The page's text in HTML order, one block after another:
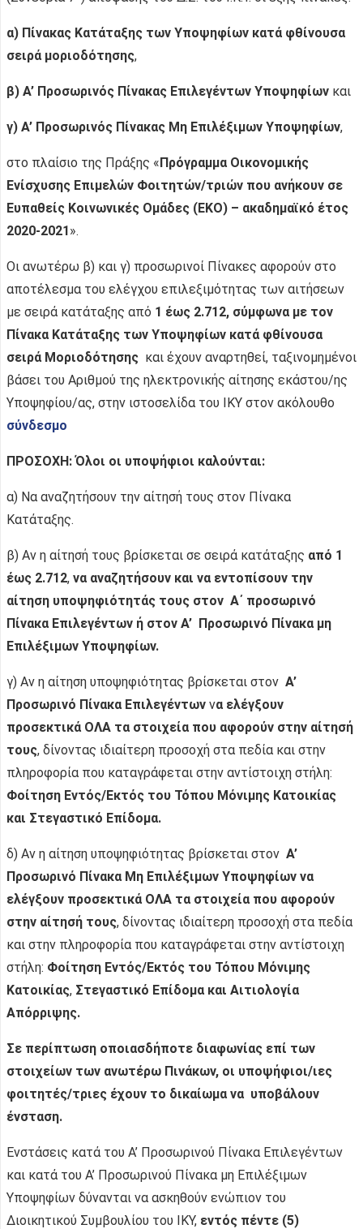
α) Πίνακας Κατάταξης των Υποψηφίων κατά φθίνουσα
σειρά μοριοδότησης,
β) A’ Προσωρινός Πίνακας Επιλεγέντων Υποψηφίων και
γ) A’ Προσωρινός Πίνακας Μη Επιλέξιμων Υποψηφίων,
στο πλαίσιο της Πράξης «Πρόγραμμα Οικονομικής
Ενίσχυσης Επιμελών Φοιτητών/τριών που ανήκουν σε
Ευπαθείς Κοινωνικές Ομάδες (ΕΚΟ) – ακαδημαϊκό έτος
2020-2021».
Οι ανωτέρω β) και γ) προσωρινοί Πίνακες αφορούν στο
αποτέλεσμα του ελέγχου επιλεξιμότητας των αιτήσεων
με σειρά κατάταξης από 1 έως 2.712, σύμφωνα με τον
Πίνακα Κατάταξης των Υποψηφίων κατά φθίνουσα
σειρά Μοριοδότησης και έχουν αναρτηθεί, ταξινομημένοι
βάσει του Αριθμού της ηλεκτρονικής αίτησης εκάστου/ης
Υποψηφίου/ας, στην ιστοσελίδα του ΙΚΥ στον ακόλουθο
σύνδεσμο
ΠΡΟΣΟΧΗ: Όλοι οι υποψήφιοι καλούνται:
α) Να αναζητήσουν την αίτησή τους στον Πίνακα
Κατάταξης.
β) Αν η αίτησή τους βρίσκεται σε σειρά κατάταξης από 1
έως 2.712, να αναζητήσουν και να εντοπίσουν την
αίτηση υποψηφιότητάς τους στον Α΄ προσωρινό
Πίνακα Επιλεγέντων ή στον Α’ Προσωρινό Πίνακα μη
Επιλέξιμων Υποψηφίων.
γ) Αν η αίτηση υποψηφιότητας βρίσκεται στον Α’
Προσωρινό Πίνακα Επιλεγέντων να ελέγξουν
προσεκτικά ΟΛΑ τα στοιχεία που αφορούν στην αίτησή
τους, δίνοντας ιδιαίτερη προσοχή στα πεδία και στην
πληροφορία που καταγράφεται στην αντίστοιχη στήλη:
Φοίτηση Εντός/Εκτός του Τόπου Μόνιμης Κατοικίας
και Στεγαστικό Επίδομα.
δ) Αν η αίτηση υποψηφιότητας βρίσκεται στον Α’
Προσωρινό Πίνακα Μη Επιλέξιμων Υποψηφίων να
ελέγξουν προσεκτικά ΟΛΑ τα στοιχεία που αφορούν
στην αίτησή τους, δίνοντας ιδιαίτερη προσοχή στα πεδία
και στην πληροφορία που καταγράφεται στην αντίστοιχη
στήλη: Φοίτηση Εντός/Εκτός του Τόπου Μόνιμης
Κατοικίας, Στεγαστικό Επίδομα και Αιτιολογία
Απόρριψης.
Σε περίπτωση οποιασδήποτε διαφωνίας επί των
στοιχείων των ανωτέρω Πινάκων, οι υποψήφιοι/ιες
φοιτητές/τριες έχουν το δικαίωμα να υποβάλουν
ένσταση.
Ενστάσεις κατά του Α’ Προσωρινού Πίνακα Επιλεγέντων
και κατά του Α’ Προσωρινού Πίνακα μη Επιλέξιμων
Υποψηφίων δύνανται να ασκηθούν ενώπιον του
Διοικητικού Συμβουλίου του ΙΚΥ, εντός πέντε (5)